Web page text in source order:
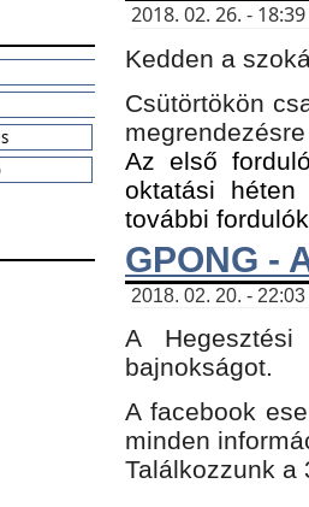
2018. 02. 26. -
Kedden a
Csütörtökön
Az első
oktatási
további
GPONG -
2018. 02. 20. -
A
bajnokságot.
A facebook
minden
Találkozzunk a